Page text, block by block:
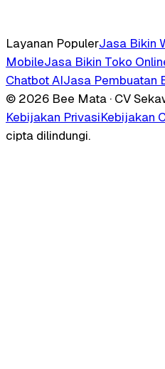
Layanan PopulerJasa Bikin
MobileJasa Bikin Toko
Chatbot AIJasa Pembuatan
© 2026 Bee Mata · CV
Kebijakan PrivasiKebijakan
cipta dilindungi.